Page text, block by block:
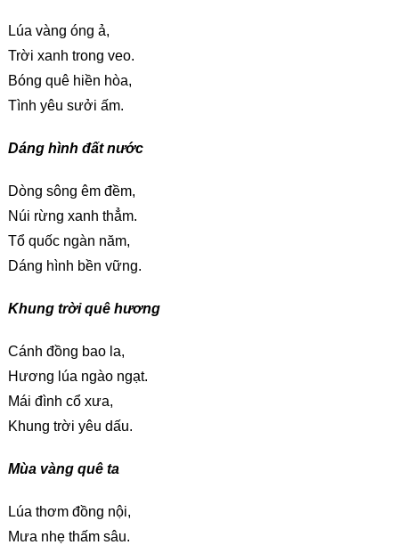
Lúa vàng óng ả,
Trời xanh trong veo.
Bóng quê hiền hòa,
Tình yêu sưởi ấm.
Dáng hình đất nước
Dòng sông êm đềm,
Núi rừng xanh thẳm.
Tổ quốc ngàn năm,
Dáng hình bền vững.
Khung trời quê hương
Cánh đồng bao la,
Hương lúa ngào ngạt.
Mái đình cổ xưa,
Khung trời yêu dấu.
Mùa vàng quê ta
Lúa thơm đồng nội,
Mưa nhẹ thấm sâu.